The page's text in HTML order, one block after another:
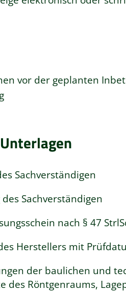
vor der geplanten
Sachverständigen
Sachverständigen
nach § 47
Herstellers mit
der baulichen und
des Röntgenraums,